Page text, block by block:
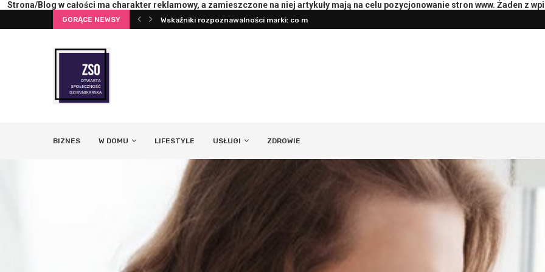
Strona/Blog w całości ma charakter reklamowy, a zamieszczone na niej artykuły mają na celu pozycjonowanie stron www. Żaden z
GORĄCE NEWSY Wskaźniki rozpoznawalności marki: co mierzyć
BIZNES W DOMU LIFESTYLE USŁUGI ZDROWIE